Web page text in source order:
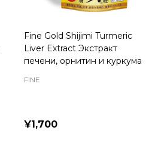
Fine Gold Shijimi Turmeric
Liver Extract Экстракт
печени, орнитин и куркума
FINE
¥1,700